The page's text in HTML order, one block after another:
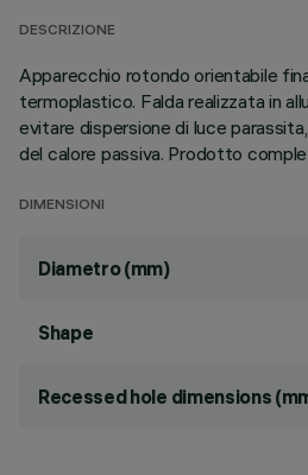
DESCRIZIONE
Apparecchio rotondo orientabile
termoplastico. Falda realizzata in
evitare dispersione di luce
del calore passiva. Prodotto
DIMENSIONI
Diametro (mm)
Shape
Recessed hole dimensions